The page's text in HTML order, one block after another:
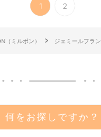
1 2
（ミルボン） ジェミールフラン
何をお探しですか？